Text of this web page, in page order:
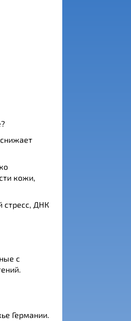
кожи,
стресс, ДНК
с
Германии.